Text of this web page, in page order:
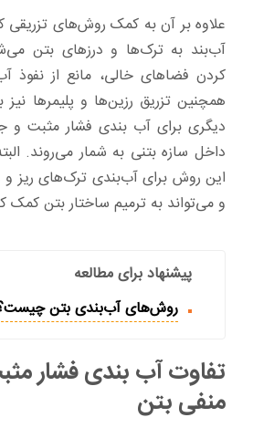
علاوه بر آن به کمک روش‌های
آب‌بند به ترک‌ها و درزهای بتن
کردن فضاهای خالی، مانع از
همچنین تزریق رزین‌ها و پلیمرها
دیگری برای آب بندی فشار مثبت و
داخل سازه بتنی به شمار می‌روند.
این روش برای آب‌بندی ترک‌های ریز
و می‌تواند به ترمیم ساختار بتن کمک
پیشنهاد برای مطالعه
روش‌های آب‌بندی بتن
تفاوت آب بندی فشار
منفی بتن